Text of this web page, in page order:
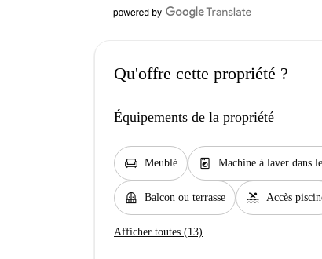
Qu'offre cette propriété ?
Équipements de la propriété
chair Meublé local_laundry_service Machine à laver dans
balcony Balcon ou terrasse pool Accès
Afficher toutes (13)